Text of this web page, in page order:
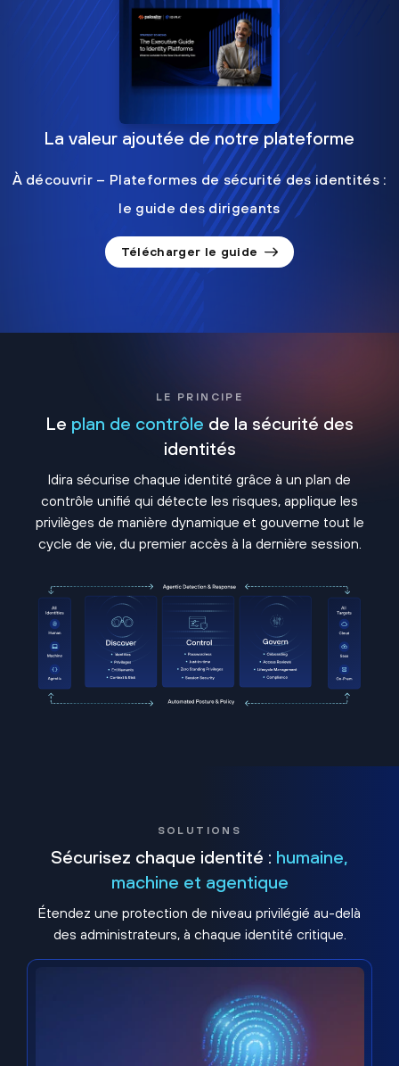
La valeur ajoutée de notre plateforme
À découvrir – Plateformes de sécurité des identités :
le guide des dirigeants
Télécharger le guide
LE PRINCIPE
Le plan de contrôle de la sécurité des
identités
Idira sécurise chaque identité grâce à un plan de
contrôle unifié qui détecte les risques, applique les
privilèges de manière dynamique et gouverne tout le
cycle de vie, du premier accès à la dernière session.
SOLUTIONS
Sécurisez chaque identité : humaine,
machine et agentique
Étendez une protection de niveau privilégié au-delà
des administrateurs, à chaque identité critique.